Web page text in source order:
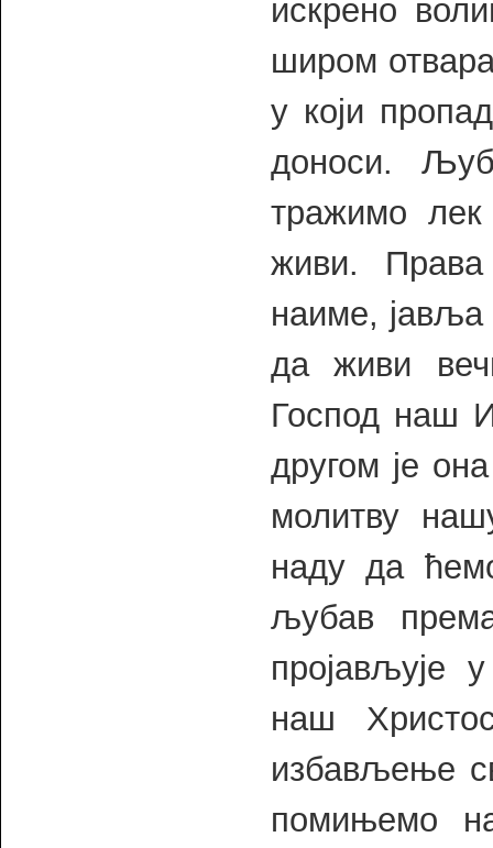
искрено
широм
у који
доноси.
тражимо
живи.
наиме,
да живи
Господ наш
другом је
молитву
наду да
љубав
пројављује
наш
избављење
помињемо